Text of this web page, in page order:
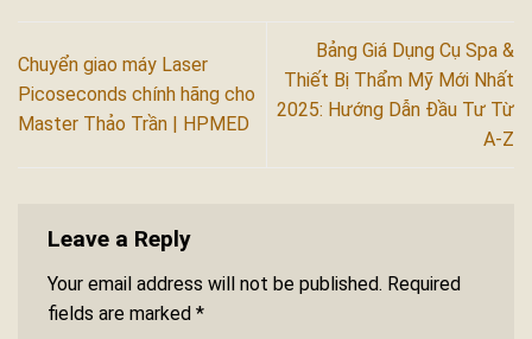
Chuyển giao máy Laser
Picoseconds chính hãng cho
Master Thảo Trần | HPMED
Bảng Giá Dụng Cụ Spa &
Thiết Bị Thẩm Mỹ Mới Nhất
2025: Hướng Dẫn Đầu Tư Từ
A-Z
Leave a Reply
Your email address will not be published. Required
fields are marked *